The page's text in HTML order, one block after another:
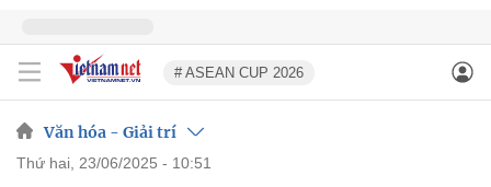
# ASEAN CUP 2026
Văn hóa - Giải trí
thứ hai, 23/06/2025 - 10:51